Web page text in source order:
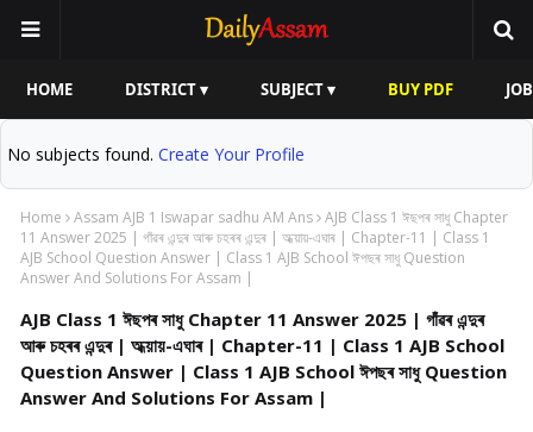
HOME DISTRICT ▾ SUBJECT ▾ BUY PDF
No subjects found. Create Your Profile
Home Assam AJB 1 Iswapar sadhu AM Ans AJB Class 1 ঈছপৰ সাধু Chapter
11 Answer 2025 | গাঁৱৰ এন্দুৰ আৰু চহৰৰ এন্দুৰ | অধ্য়ায়-এঘাৰ | Chapter-11 | Class 1
AJB School Question Answer | Class 1 AJB School ঈপছৰ সাধু Question
Answer And Solutions For Assam |
AJB Class 1 ঈছপৰ সাধু Chapter 11 Answer 2025 | গাঁৱৰ এন্দুৰ
আৰু চহৰৰ এন্দুৰ | অধ্য়ায়-এঘাৰ | Chapter-11 | Class 1 AJB School
Question Answer | Class 1 AJB School ঈপছৰ সাধু Question
Answer And Solutions For Assam |